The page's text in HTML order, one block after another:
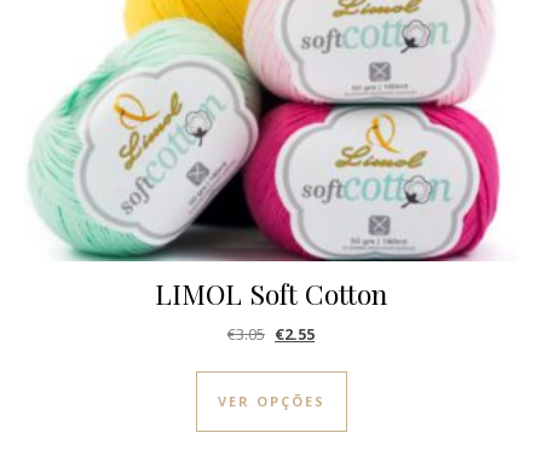
LIMOL Soft Cotton
€3.05 O preço original era: €3.05.
€2.55O preço atual é: €2.55.
VER OPÇÕES
This product has